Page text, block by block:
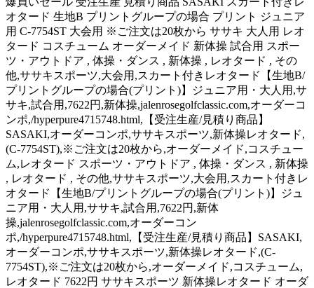
オタード 生地B プリントグループの場合 プリント ジュニア
用 C-7754ST 大会用 ※ご注文は20枚から ササキ 大人用 レオ
タード コスチューム オーダーメイド 新体操 試合用 スポー
ツ・アウトドア , 体操・ダンス , 新体操 , レオタード , その
他,ササキスポーツ,大会用,スカート付きレオタード【生地B/
プリントグループの場合(プリント)】ジュニア用・大人用,サ
サキ,試合用,7622円,新体操,jalenrosegolfclassic.com,オーダーコ
ンポ,/hyperpure4715748.html,【受注生産/見積り商品】
SASAKI,オーダーコンポ,ササキスポーツ,新体操レオタード,
(C-7754ST),※ご注文は20枚から,オーダーメイド,コスチュー
ム,レオタード スポーツ・アウトドア , 体操・ダンス , 新体操
, レオタード , その他,ササキスポーツ,大会用,スカート付きレ
オタード【生地B/プリントグループの場合(プリント)】ジュ
ニア用・大人用,ササキ,試合用,7622円,新体
操,jalenrosegolfclassic.com,オーダーコン
ポ,/hyperpure4715748.html,【受注生産/見積り商品】SASAKI,
オーダーコンポ,ササキスポーツ,新体操レオタード,(C-
7754ST),※ご注文は20枚から,オーダーメイド,コスチューム,
レオタード 7622円 ササキスポーツ 新体操レオタード オーダ